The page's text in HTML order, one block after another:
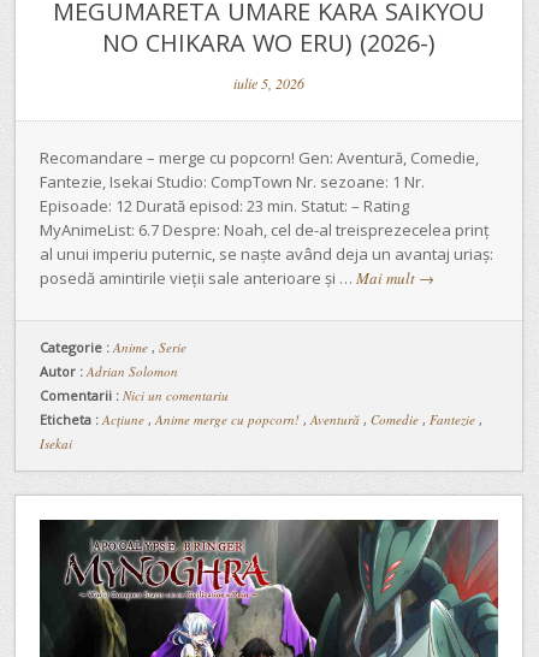
MEGUMARETA UMARE KARA SAIKYOU
NO CHIKARA WO ERU) (2026-)
iulie 5, 2026
Recomandare – merge cu popcorn! Gen: Aventură, Comedie,
Fantezie, Isekai Studio: CompTown Nr. sezoane: 1 Nr.
Episoade: 12 Durată episod: 23 min. Statut: – Rating
MyAnimeList: 6.7 Despre: Noah, cel de-al treisprezecelea prinț
al unui imperiu puternic, se naște având deja un avantaj uriaș:
posedă amintirile vieții sale anterioare și … Mai mult →
Categorie : Anime , Serie
Autor : Adrian Solomon
Comentarii : Nici un comentariu
Eticheta : Acțiune , Anime merge cu popcorn! , Aventură , Comedie , Fantezie ,
Isekai